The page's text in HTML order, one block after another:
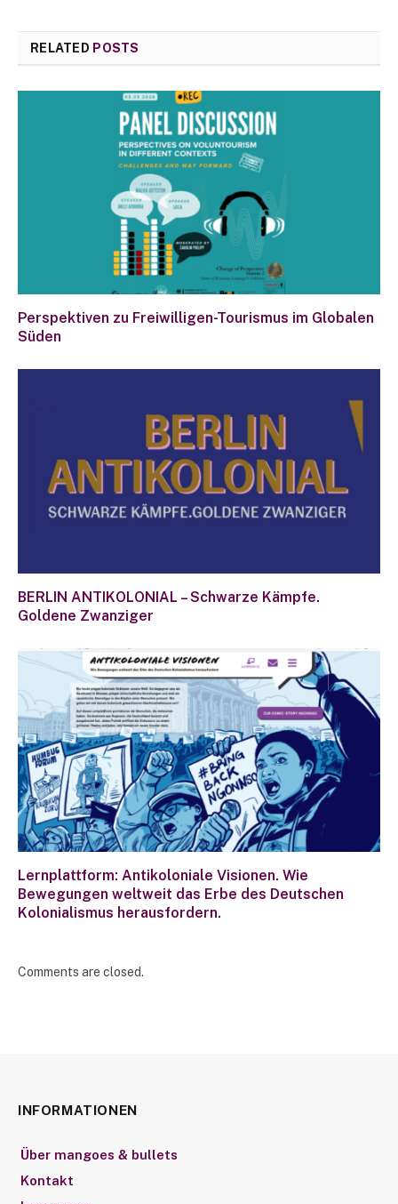
RELATED POSTS
Perspektiven zu Freiwilligen-Tourismus im Globalen
Süden
BERLIN ANTIKOLONIAL – Schwarze Kämpfe.
Goldene Zwanziger
Lernplattform: Antikoloniale Visionen. Wie
Bewegungen weltweit das Erbe des Deutschen
Kolonialismus herausfordern.
Comments are closed.
INFORMATIONEN
Über mangoes & bullets
Kontakt